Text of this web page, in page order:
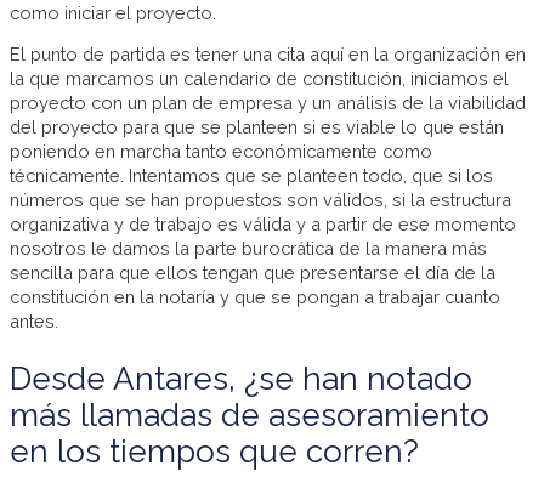
como iniciar el proyecto.
El punto de partida es tener una cita aquí en la organización en
la que marcamos un calendario de constitución, iniciamos el
proyecto con un plan de empresa y un análisis de la viabilidad
del proyecto para que se planteen si es viable lo que están
poniendo en marcha tanto económicamente como
técnicamente. Intentamos que se planteen todo, que si los
números que se han propuestos son válidos, si la estructura
organizativa y de trabajo es válida y a partir de ese momento
nosotros le damos la parte burocrática de la manera más
sencilla para que ellos tengan que presentarse el día de la
constitución en la notaría y que se pongan a trabajar cuanto
antes.
Desde Antares, ¿se han notado
más llamadas de asesoramiento
en los tiempos que corren?